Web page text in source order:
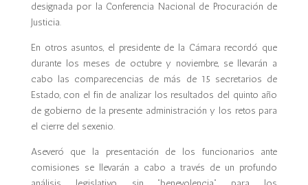
designada por la Conferencia Nacional de Procuración de
Justicia.
En otros asuntos, el presidente de la Cámara recordó que
durante los meses de octubre y noviembre, se llevarán a
cabo las comparecencias de más de 15 secretarios de
Estado, con el fin de analizar los resultados del quinto año
de gobierno de la presente administración y los retos para
el cierre del sexenio.
Aseveró que la presentación de los funcionarios ante
comisiones se llevarán a cabo a través de un profundo